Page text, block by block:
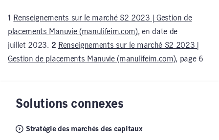
1
Renseignements sur le marché S2 2023 | Gestion de
placements Manuvie (manulifeim.com), en date de
juillet 2023. 2 Renseignements sur le marché S2 2023 |
Gestion de placements Manuvie (manulifeim.com), page 6
Solutions connexes
Stratégie des marchés des capitaux